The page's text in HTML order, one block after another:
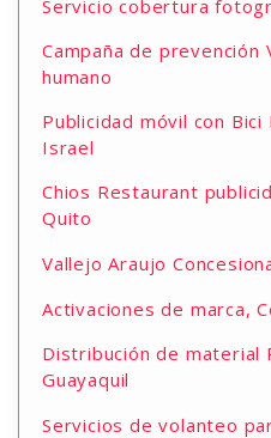
Servicio cobertura
Campaña de prevención
humano
Publicidad móvil con
Israel
Chios Restaurant
Quito
Vallejo Araujo
Activaciones de marca,
Distribución de material
Guayaquil
Servicios de volanteo